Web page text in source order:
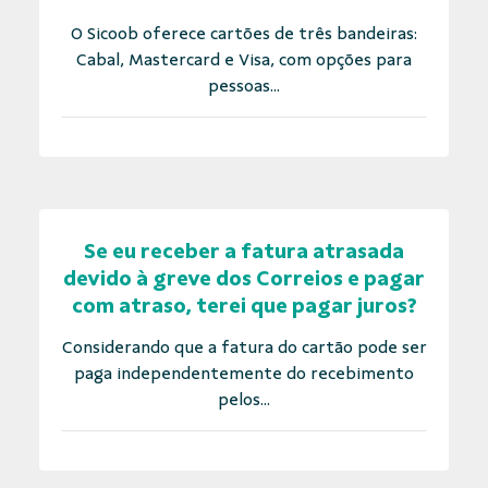
O Sicoob oferece cartões de três bandeiras:
Cabal, Mastercard e Visa, com opções para
pessoas...
Se eu receber a fatura atrasada
devido à greve dos Correios e pagar
com atraso, terei que pagar juros?
Considerando que a fatura do cartão pode ser
paga independentemente do recebimento
pelos...